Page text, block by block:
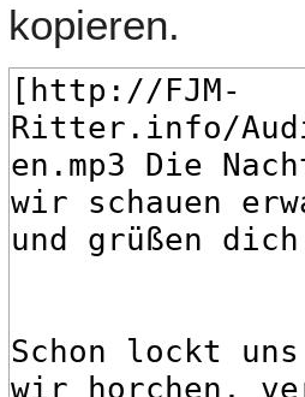
kopieren.